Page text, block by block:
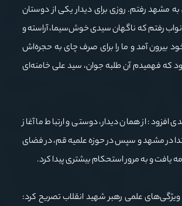
به مشهد رفتم. روزی برای دیدار یکی از دوستان
رفتم که ناگهان سیدی خوش‌سیما، آراسته و
بیرون آمد و ما را برای صرف چای به حجره‌اش
که فهمیدم آن طلبه جوان، سید علی خامنه‌ای
افزود: از همان دیدار، دوستی و ارتباط ما آغاز
در مشهد و سپس در حوزه علمیه قم، در فضای
یافت و به مرور استحکام بیشتری پیدا کرد.
ویژگی‌های علمی رهبر شهید انقلاب تصریح کرد: